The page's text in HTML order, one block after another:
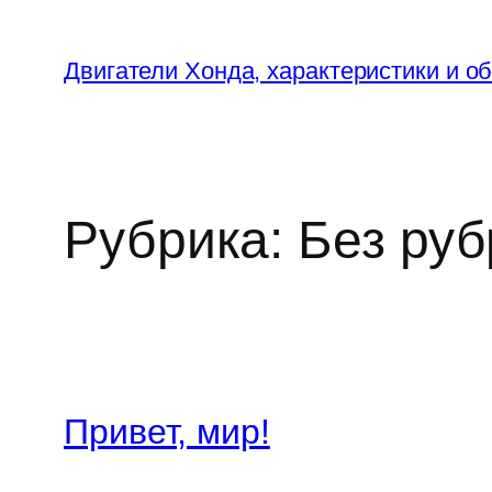
содержимому
Двигатели Хонда, характеристики и
Рубрика: Без
Привет, мир!